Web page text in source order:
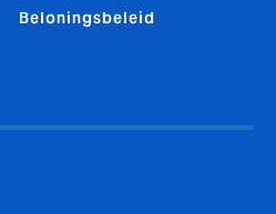
Beloningsbeleid